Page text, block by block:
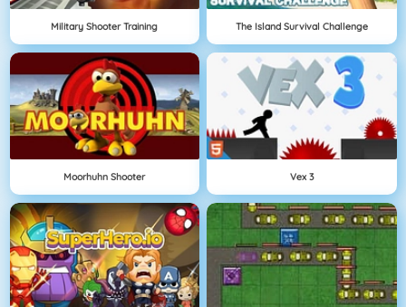
Military Shooter Training The Island Survival Challenge
Moorhuhn Shooter Vex 3